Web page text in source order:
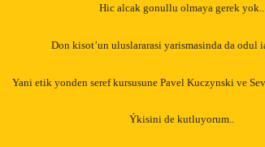
Hic alcak gonullu olmaya gerek yok..
Don kisot’un uluslararasi yarismasinda da odul
Yani etik yonden seref kursusune Pavel Kuczynski ve
Ýkisini de kutluyorum..